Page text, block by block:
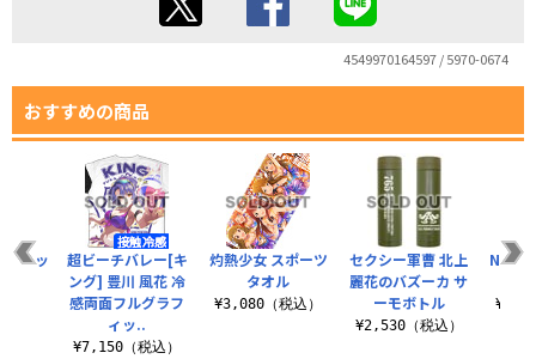
4549970164597 / 5970-0674
おすすめの商品
灼熱少女 スポーツ
タオル
¥3,080（税込）
セクシー軍曹 北上
麗花のバズーカ サ
ーモボトル
¥2,530（税込）
繍メッ
超ビーチバレー[キ
ング] 豊川 風花 冷
感両面フルグラフ
ィッ..
¥7,150（税込）